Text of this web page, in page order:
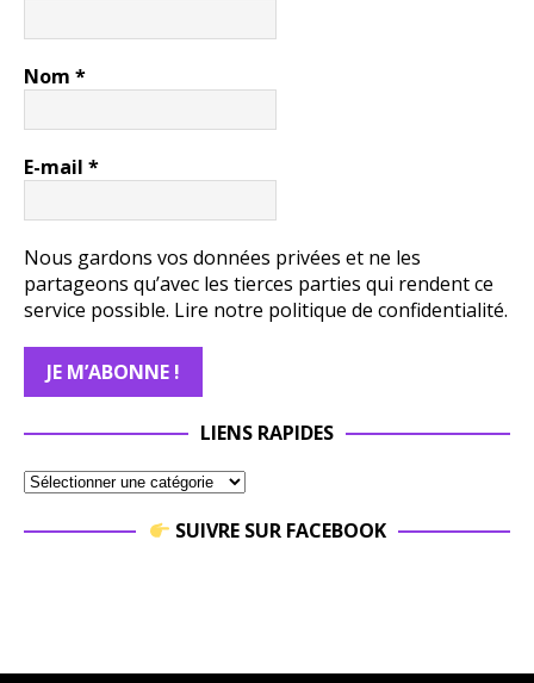
Nom *
E-mail *
Nous gardons vos données privées et ne les
partageons qu’avec les tierces parties qui rendent ce
service possible. Lire notre politique de confidentialité.
LIENS RAPIDES
SUIVRE SUR FACEBOOK